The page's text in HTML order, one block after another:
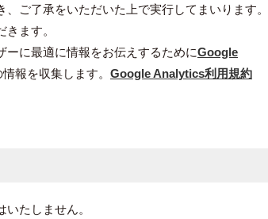
ご了承をいただいた上で実行してまいります。
ます。
に最適に情報をお伝えするためにGoogle
報を収集します。 Google Analytics利用規約
たしません。